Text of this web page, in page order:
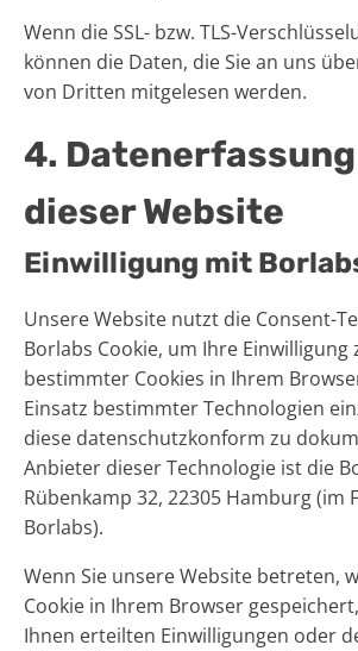
Wenn die SSL- bzw. TLS-
können die Daten, die Sie an uns
von Dritten mitgelesen werden.
4.
dieser Website
Einwilligung mit
Unsere Website nutzt die Consent-
Borlabs Cookie, um Ihre Einwilligung
bestimmter Cookies in Ihrem
Einsatz bestimmter Technologien
diese datenschutzkonform zu
Anbieter dieser Technologie ist die
Rübenkamp 32, 22305 Hamburg (im
Borlabs).
Wenn Sie unsere Website betreten,
Cookie in Ihrem Browser
Ihnen erteilten Einwilligungen oder